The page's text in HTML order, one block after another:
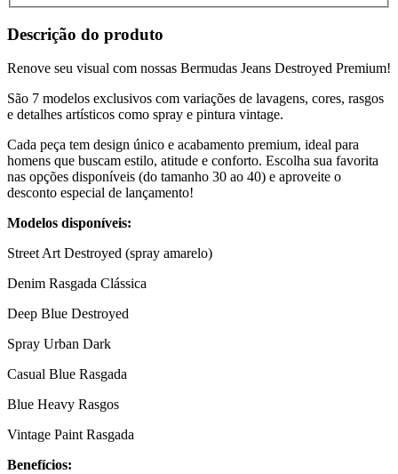
Descrição do produto
Renove seu visual com nossas Bermudas Jeans Destroyed Premium!
São 7 modelos exclusivos com variações de lavagens, cores, rasgos
e detalhes artísticos como spray e pintura vintage.
Cada peça tem design único e acabamento premium, ideal para
homens que buscam estilo, atitude e conforto. Escolha sua favorita
nas opções disponíveis (do tamanho 30 ao 40) e aproveite o
desconto especial de lançamento!
Modelos disponíveis:
Street Art Destroyed (spray amarelo)
Denim Rasgada Clássica
Deep Blue Destroyed
Spray Urban Dark
Casual Blue Rasgada
Blue Heavy Rasgos
Vintage Paint Rasgada
Benefícios: